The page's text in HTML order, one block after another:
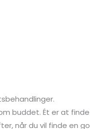
buddet. Ét er at
når du vil finde en